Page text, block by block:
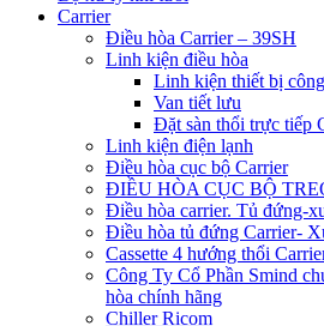
Carrier
Điều hòa Carrier – 39SH
Linh kiện điều hòa
Linh kiện thiết bị
Van tiết lưu
Đặt sàn thổi trực tiếp
Linh kiện điện lạnh
Điều hòa cục bộ Carrier
ĐIỀU HÒA CỤC BỘ
Điều hòa carrier. Tủ đứng-
Điều hòa tủ đứng Carrier-
Cassette 4 hướng thổi
Công Ty Cổ Phần Smind
hòa chính hãng
Chiller Ricom